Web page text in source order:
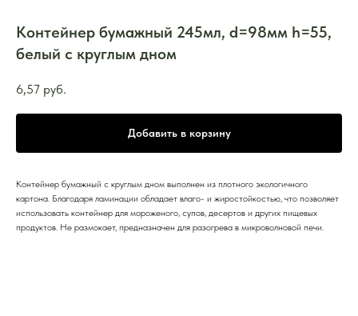
Контейнер бумажный 245мл, d=98мм h=55,
белый с круглым дном
6,57 руб.
Добавить в корзину
Контейнер бумажный с круглым дном выполнен из плотного экологичного
картона. Благодаря ламинации обладает влаго- и жиростойкостью, что позволяет
использовать контейнер для мороженого, супов, десертов и других пищевых
продуктов. Не размокает, предназначен для разогрева в микроволновой печи.